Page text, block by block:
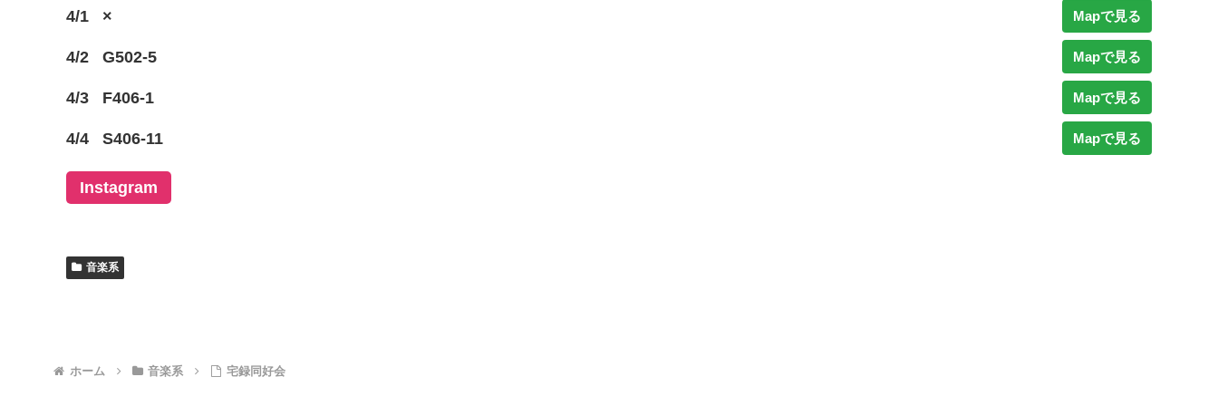
4/1 × Mapで見る
4/2 G502-5 Mapで見る
4/3 F406-1 Mapで見る
4/4 S406-11 Mapで見る
Instagram
音楽系
ホーム 音楽系 宅録同好会